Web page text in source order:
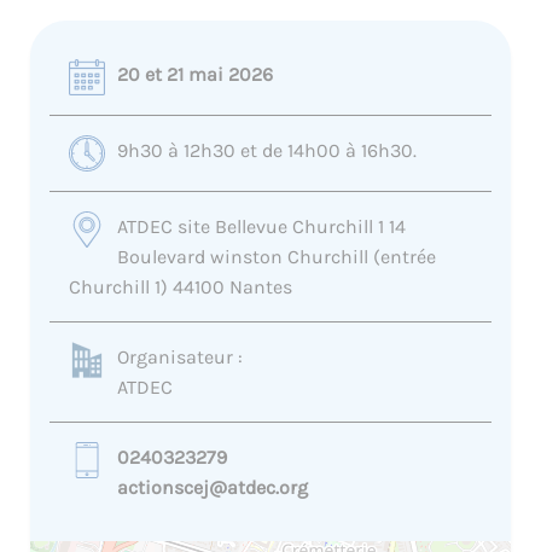
20 et 21 mai 2026
9h30 à 12h30 et de 14h00 à 16h30.
ATDEC site Bellevue Churchill 1 14
Boulevard winston Churchill (entrée
Churchill 1) 44100 Nantes
Organisateur :
ATDEC
0240323279
actionscej@atdec.org